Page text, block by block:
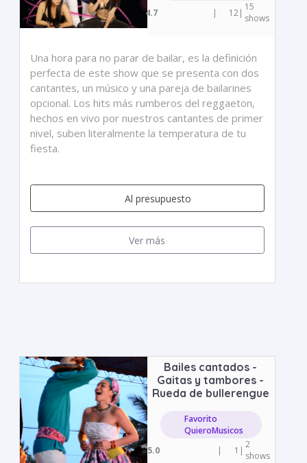
4.7
| 12| 15
shows
Una hora para no parar de bailar, es la definición
perfecta de este show que se presenta con dos
cantantes, un músico y una pareja de bailarines
opcional. Los hits más rumberos del reggaeton,
hechos en vivo por nuestros cantantes de primer
nivel, suben literalmente la temperatura de tu
fiesta.
Al presupuesto
Ver más
Bailes cantados -
Gaitas y tambores -
Rueda de bullerengue
Favorito
QuieroMusicos
5.0
| 1 | 2
shows